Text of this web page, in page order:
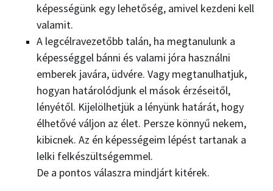
képességünk egy lehetőség, amivel kezdeni kell
valamit.
A legcélravezetőbb talán, ha megtanulunk a
képességgel bánni és valami jóra használni
emberek javára, üdvére. Vagy megtanulhatjuk,
hogyan határolódjunk el mások érzéseitől,
lényétől. Kijelölhetjük a lényünk határát, hogy
élhetővé váljon az élet. Persze könnyű nekem,
kibicnek. Az én képességeim lépést tartanak a
lelki felkészültségemmel.
De a pontos válaszra mindjárt kitérek.